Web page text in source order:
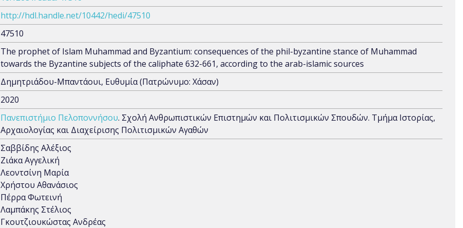
http://hdl.handle.net/10442/hedi/47510
47510
The prophet of Islam Muhammad and Byzantium: consequences of the phil-byzantine stance of Muhammad
towards the Byzantine subjects of the caliphate 632-661, according to the arab-islamic sources
Δημητριάδου-Μπαντάουι, Ευθυμία (Πατρώνυμο: Χάσαν)
2020
Πανεπιστήμιο Πελοποννήσου. Σχολή Ανθρωπιστικών Επιστημών και Πολιτισμικών Σπουδών. Τμήμα Ιστορίας,
Αρχαιολογίας και Διαχείρισης Πολιτισμικών Αγαθών
Σαββίδης Αλέξιος
Ζιάκα Αγγελική
Λεοντσίνη Μαρία
Χρήστου Αθανάσιος
Πέρρα Φωτεινή
Λαμπάκης Στέλιος
Γκουτζιουκώστας Ανδρέας